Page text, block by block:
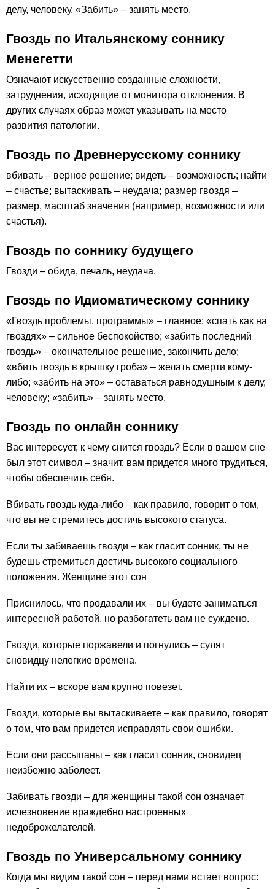
делу, человеку. «Забить» – занять место.
Гвоздь по Итальянскому соннику
Менегетти
Означают искусственно созданные сложности,
затруднения, исходящие от монитора отклонения. В
других случаях образ может указывать на место
развития патологии.
Гвоздь по Древнерусскому соннику
вбивать – верное решение; видеть – возможность; найти
– счастье; вытаскивать – неудача; размер гвоздя –
размер, масштаб значения (например, возможности или
счастья).
Гвоздь по соннику будущего
Гвозди – обида, печаль, неудача.
Гвоздь по Идиоматическому соннику
«Гвоздь проблемы, программы» – главное; «спать как на
гвоздях» – сильное беспокойство; «забить последний
гвоздь» – окончательное решение, закончить дело;
«вбить гвоздь в крышку гроба» – желать смерти кому-
либо; «забить на это» – оставаться равнодушным к делу,
человеку; «забить» – занять место.
Гвоздь по онлайн соннику
Вас интересует, к чему снится гвоздь? Если в вашем сне
был этот символ – значит, вам придется много трудиться,
чтобы обеспечить себя.
Вбивать гвоздь куда-либо – как правило, говорит о том,
что вы не стремитесь достичь высокого статуса.
Если ты забиваешь гвозди – как гласит сонник, ты не
будешь стремиться достичь высокого социального
положения. Женщине этот сон
Приснилось, что продавали их – вы будете заниматься
интересной работой, но разбогатеть вам не суждено.
Гвозди, которые поржавели и погнулись – сулят
сновидцу нелегкие времена.
Найти их – вскоре вам крупно повезет.
Гвозди, которые вы вытаскиваете – как правило, говорят
о том, что вам придется исправлять свои ошибки.
Если они рассыпаны – как гласит сонник, сновидец
неизбежно заболеет.
Забивать гвозди – для женщины такой сон означает
исчезновение враждебно настроенных
недоброжелателей.
Гвоздь по Универсальному соннику
Когда мы видим такой сон – перед нами встает вопрос: